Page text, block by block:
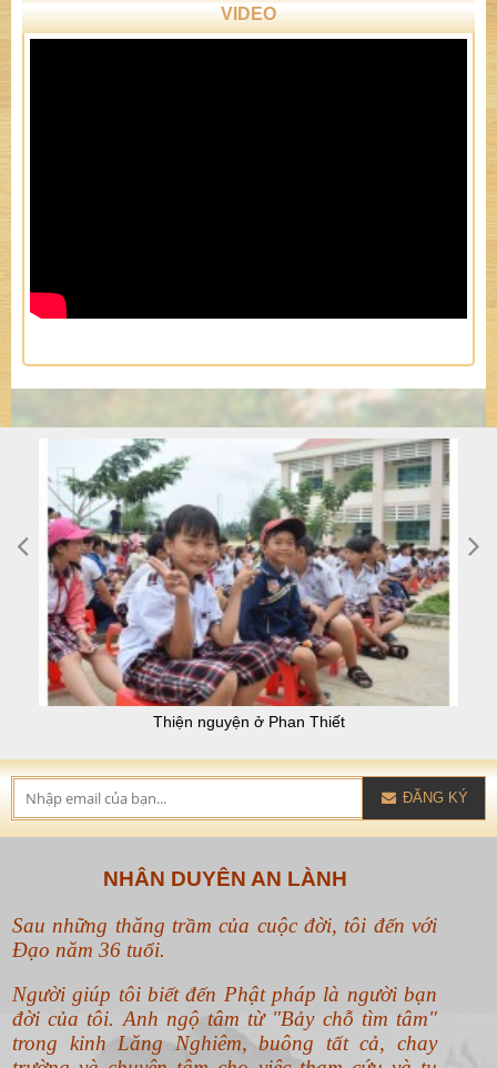
VIDEO
Thiện nguyện ở Phan Thiết
ĐĂNG KÝ
NHÂN DUYÊN AN LÀNH
Sau những thăng trầm của cuộc đời, tôi đến với
Đạo năm 36 tuổi.
Người giúp tôi biết đến Phật pháp là người bạn
đời của tôi. Anh ngộ tâm từ "Bảy chỗ tìm tâm"
trong kinh Lăng Nghiêm, buông tất cả, chay